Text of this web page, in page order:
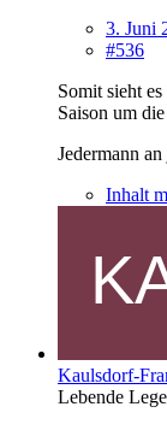
3. Juni
#536
Somit sieht
Saison um
Jedermann
Inhalt
Kaulsdorf-
Lebende